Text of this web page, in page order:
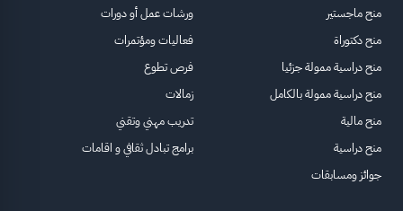
منح ماجستير
منح دكتوراة
منح دراسية ممولة جزئيا
منح دراسية ممولة بالكامل
منح مالية
منح دراسية
جوائز ومسابقات
ورشات عمل أو دورات
فعاليات ومؤتمرات
فرص تطوع
زمالات
تدريب مهني وتقني
برامج تبادل ثقافي و اقامات